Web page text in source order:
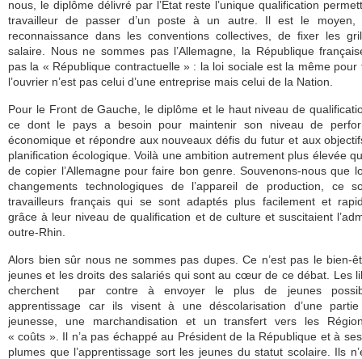
nous, le diplôme délivré par l’Etat reste l’unique qualification
travailleur de passer d’un poste à un autre. Il est le moyen,
reconnaissance dans les conventions collectives, de fixer les
salaire. Nous ne sommes pas l’Allemagne, la République
pas la « République contractuelle » : la loi sociale est la même pour
l’ouvrier n’est pas celui d’une entreprise mais celui de la Nation.
Pour le Front de Gauche, le diplôme et le haut niveau de
ce dont le pays a besoin pour maintenir son niveau de
économique et répondre aux nouveaux défis du futur et aux
planification écologique. Voilà une ambition autrement plus élevée
de copier l’Allemagne pour faire bon genre. Souvenons-nous que
changements technologiques de l’appareil de production, ce
travailleurs français qui se sont adaptés plus facilement et
grâce à leur niveau de qualification et de culture et suscitaient
outre-Rhin.
Alors bien sûr nous ne sommes pas dupes. Ce n’est pas le bien-
jeunes et les droits des salariés qui sont au cœur de ce débat. Les
cherchent par contre à envoyer le plus de jeunes
apprentissage car ils visent à une déscolarisation d’une
jeunesse, une marchandisation et un transfert vers les
« coûts ». Il n’a pas échappé au Président de la République et à
plumes que l’apprentissage sort les jeunes du statut scolaire. Ils